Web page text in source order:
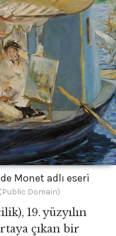
Monet adlı eseri
Domain)
19. yüzyılın
çıkan bir